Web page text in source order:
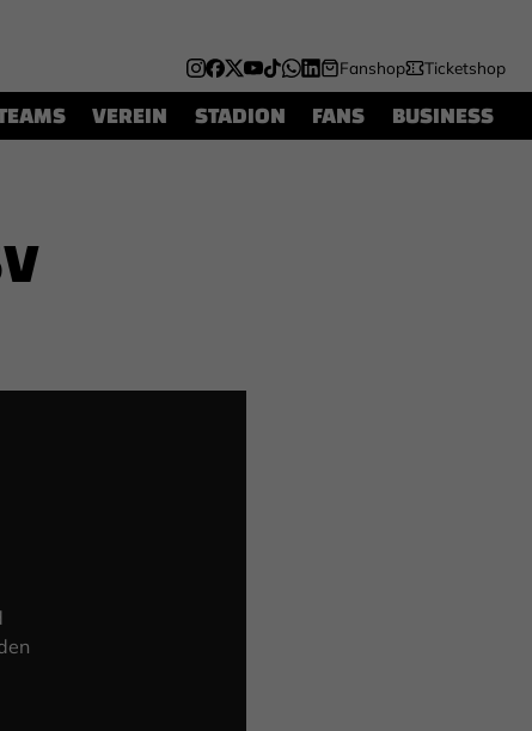
Fanshop Ticketshop
VEREIN STADION FANS BUSINESS